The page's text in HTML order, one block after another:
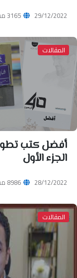
29/12/2022 3165 مشاهدات
المقالات
أفضل كتب
الجزء الأول
28/12/2022 8986 مشاهدات
المقالات